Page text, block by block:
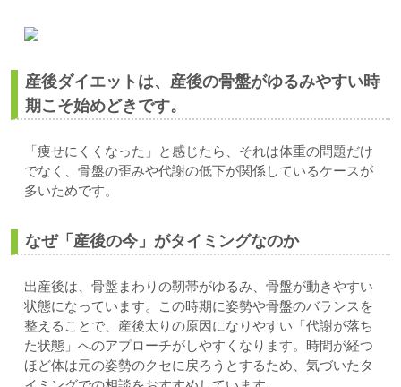
産後ダイエットは、産後の骨盤がゆるみやすい時
期こそ始めどきです。
「痩せにくくなった」と感じたら、それは体重の問題だけ
でなく、骨盤の歪みや代謝の低下が関係しているケースが
多いためです。
なぜ「産後の今」がタイミングなのか
出産後は、骨盤まわりの靭帯がゆるみ、骨盤が動きやすい
状態になっています。この時期に姿勢や骨盤のバランスを
整えることで、産後太りの原因になりやすい「代謝が落ち
た状態」へのアプローチがしやすくなります。時間が経つ
ほど体は元の姿勢のクセに戻ろうとするため、気づいたタ